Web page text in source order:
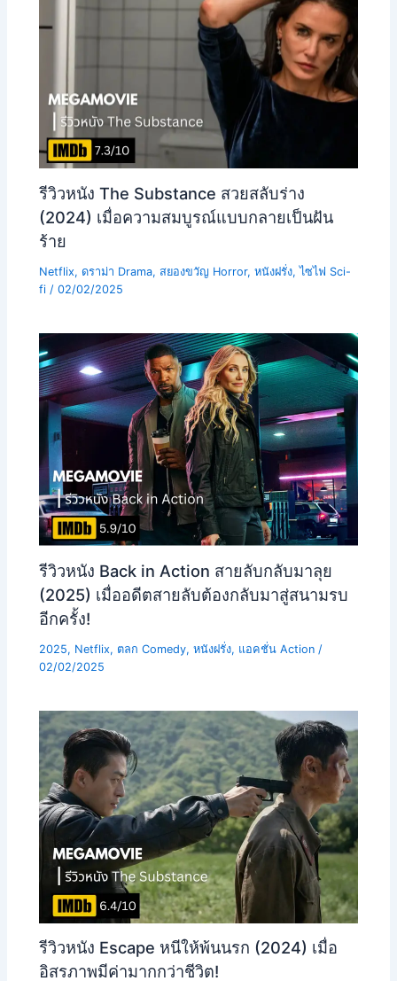
รีวิวหนัง The Substance สวยสลับร่าง
(2024) เมื่อความสมบูรณ์แบบกลายเป็นฝัน
ร้าย
Netflix,ดราม่า Drama,สยองขวัญ Horror,หนังฝรั่ง,ไซไฟ Sci-
fi /02/02/2025
รีวิวหนัง Back in Action สายลับกลับมาลุย
(2025) เมื่ออดีตสายลับต้องกลับมาสู่สนามรบ
อีกครั้ง!
2025, Netflix, ตลก Comedy,หนังฝรั่ง, แอคชั่น Action /
02/02/2025
รีวิวหนัง Escape หนีให้พ้นนรก (2024) เมื่อ
อิสรภาพมีค่ามากกว่าชีวิต!